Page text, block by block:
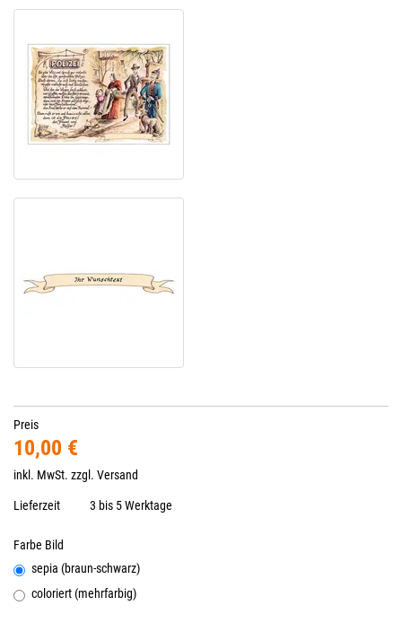
Preis
10,00 €
inkl. MwSt. zzgl. Versand
Lieferzeit 3 bis 5 Werktage
Farbe Bild
sepia (braun-schwarz)
coloriert (mehrfarbig)